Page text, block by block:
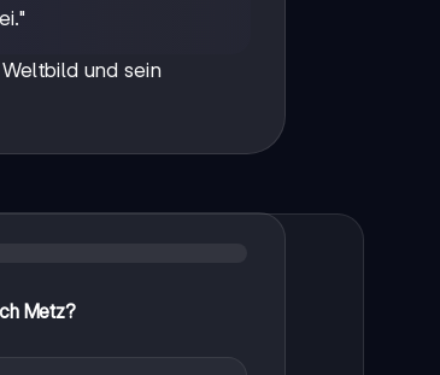
und sein
Metz?